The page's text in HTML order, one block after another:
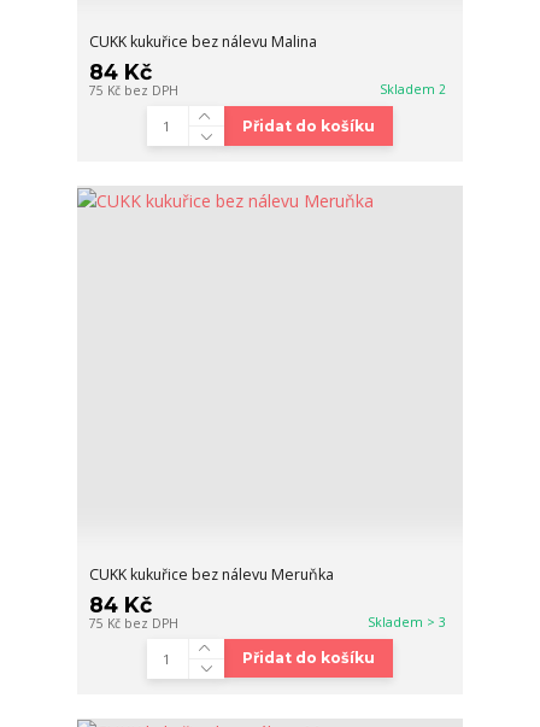
CUKK kukuřice bez nálevu Malina
84 Kč
75 Kč bez DPH Skladem 2
Přidat do košíku
CUKK kukuřice bez nálevu Meruňka
84 Kč
75 Kč bez DPH Skladem > 3
Přidat do košíku